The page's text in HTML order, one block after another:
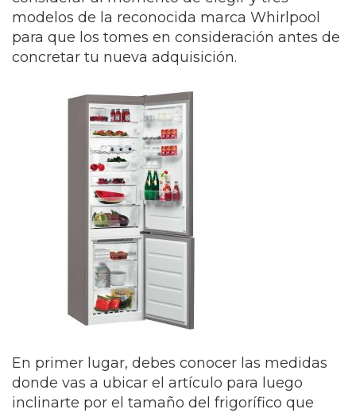
modelos de la reconocida marca Whirlpool
para que los tomes en consideración antes de
concretar tu nueva adquisición.
En primer lugar, debes conocer las medidas
donde vas a ubicar el artículo para luego
inclinarte por el tamaño del frigorífico que